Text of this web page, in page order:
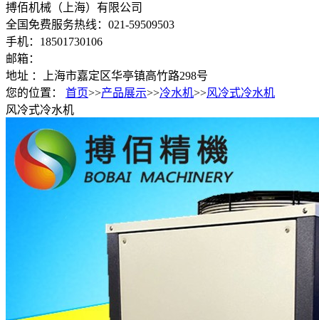
搏佰机械（上海）有限公司
全国免费服务热线：021-59509503
手机：18501730106
邮箱：
地址 ：上海市嘉定区华亭镇高竹路298号
您的位置：
首页>>产品展示>>冷水机>>风冷式冷水机
风冷式冷水机